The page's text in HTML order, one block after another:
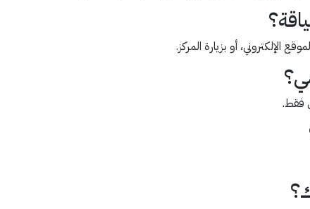
الإلكتروني، أو بزيارة المركز.
فقط.